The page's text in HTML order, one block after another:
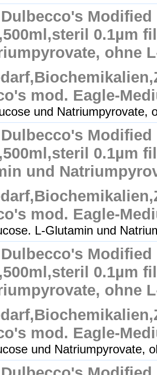
Dulbecco's Modified
0.1µm
ohne
mod. Eagle-
und Natriumpyrovate,
Dulbecco's Modified
0.1µm
und
mod. Eagle-
L-Glutamin und
Dulbecco's Modified
0.1µm
ohne
mod. Eagle-
und Natriumpyrovate,